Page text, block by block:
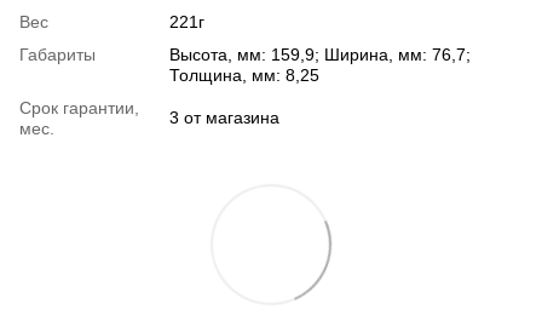
Вес
221г
Габариты
Высота, мм: 159,9; Ширина, мм: 76,7;
Толщина, мм: 8,25
Срок гарантии,
мес.
3 от магазина